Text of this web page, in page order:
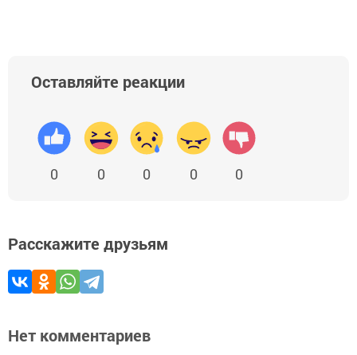
Оставляйте реакции
0 0 0 0 0
Расскажите друзьям
Нет комментариев